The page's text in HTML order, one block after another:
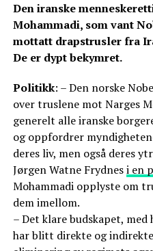
Den iranske
Mohammadi, som vant
mottatt drapstrusler fra
De er dypt bekymret.
Politikk: – Den norske
over truslene mot Narges
generelt alle iranske
og oppfordrer
deres liv, men også deres
Jørgen Watne Frydnesi en
Mohammadi opplyste om
dem imellom.
– Det klare budskapet, med
har blitt direkte og